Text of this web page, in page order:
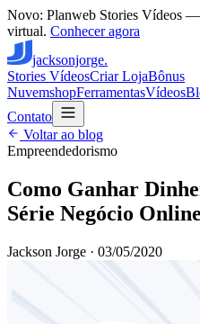
Novo: Planweb Stories Vídeos —
virtual. Conhecer agora
jacksonjorge.
Stories VídeosCriar LojaBônus
NuvemshopFerramentasVídeos
Contato
Voltar ao blog
Empreendedorismo
Como Ganhar
Série Negócio
Jackson Jorge · 03/05/2020